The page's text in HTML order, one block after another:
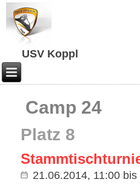
USV Koppl
Camp 24
Platz 8
21.06.2014, 11:00 bis